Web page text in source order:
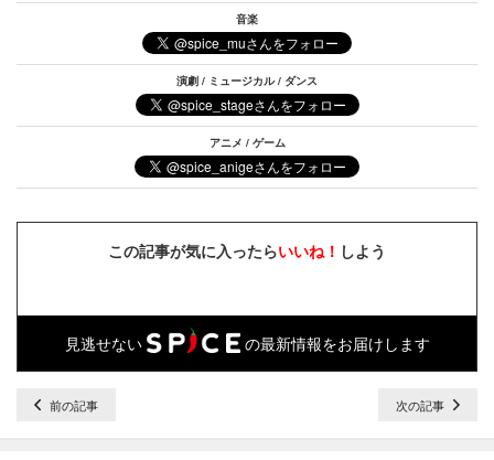
音楽
演劇 / ミュージカル / ダンス
アニメ / ゲーム
この記事が気に入ったらいいね！ しよう
見逃せない の最新情報をお届けします
前の記事 次の記事